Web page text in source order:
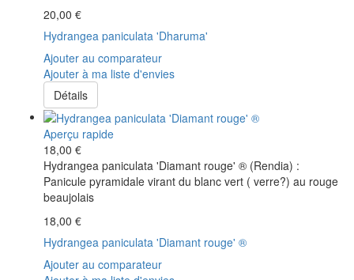
20,00 €
Hydrangea paniculata 'Dharuma'
Ajouter au comparateur
Ajouter à ma liste d'envies
Détails
Aperçu rapide
18,00 €
Hydrangea paniculata 'Diamant rouge' ® (Rendia) :
Panicule pyramidale virant du blanc vert ( verre?) au rouge
beaujolais
18,00 €
Hydrangea paniculata 'Diamant rouge' ®
Ajouter au comparateur